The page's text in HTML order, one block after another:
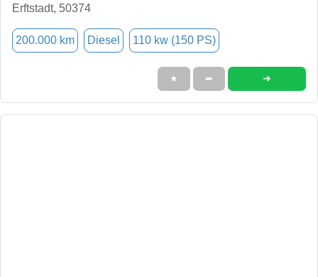
Erftstadt, 50374
200.000 km Diesel 110 kw (150 PS)
★ ➦ ➜